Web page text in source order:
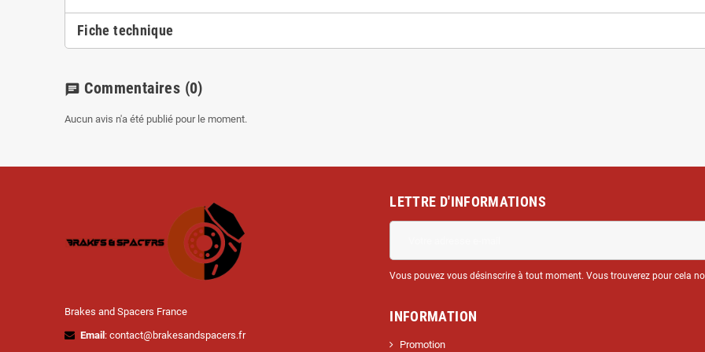
Fiche technique
chat Commentaires (0)
Aucun avis n'a été publié pour le moment.
Brakes and Spacers France
Email : contact@brakesandspacers.fr
LETTRE D'INFORMATIONS
Vous pouvez vous désinscrire à tout moment. Vous trouverez pour cela
INFORMATION
Promotion